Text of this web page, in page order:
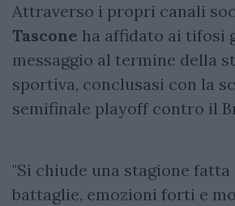
Attraverso i propri canali
Tascone ha affidato ai tifosi
messaggio al termine della
sportiva, conclusasi con la
semifinale playoff contro il
"Si chiude una stagione
battaglie, emozioni forti e